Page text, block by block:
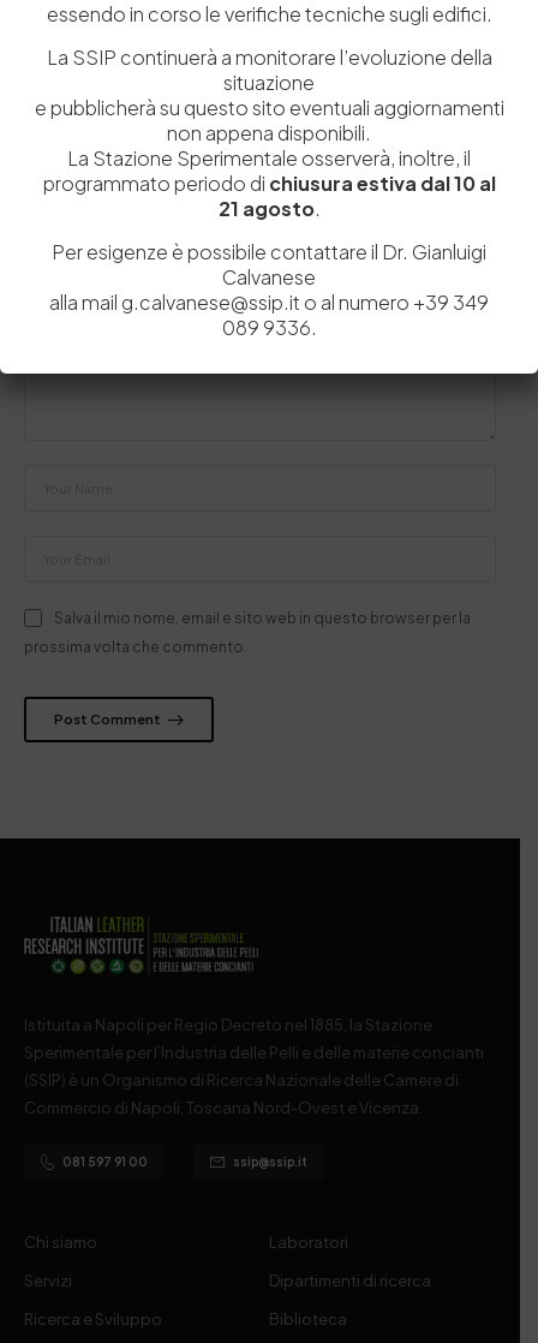
provincia ha ricevuto la visita di…
by Admin_dev2 0 0
Lascia un commento
contrassegnati*
Salva il mio nome, email e sito web in questo browser per la
prossima volta che commento.
Post Comment
Istituita a Napoli per Regio Decreto nel 1885, la Stazione
Sperimentale per l’Industria delle Pelli e delle materie concianti
(SSIP) è un Organismo di Ricerca Nazionale delle Camere di
Commercio di Napoli, Toscana Nord-Ovest e Vicenza.
081 597 91 00 ssip@ssip.it
Chi siamo
Servizi
Ricerca e Sviluppo
Laboratori
Dipartimenti di ricerca
Biblioteca
essendo in corso le verifiche tecniche sugli edifici.
La SSIP continuerà a monitorare l’evoluzione della
situazione
e pubblicherà su questo sito eventuali aggiornamenti
non appena disponibili.
La Stazione Sperimentale osserverà, inoltre, il
programmato periodo di chiusura estiva dal 10 al
21 agosto.
Per esigenze è possibile contattare il Dr. Gianluigi
Calvanese
alla mail g.calvanese@ssip.it o al numero +39 349
089 9336.